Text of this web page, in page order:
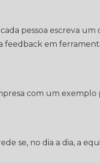
pessoa escreva um
feedback em
com um exemplo
se, no dia a dia, a